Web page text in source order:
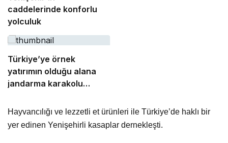
caddelerinde konforlu
yolculuk
Türkiye’ye örnek
yatırımın olduğu alana
jandarma karakolu
Hayvancılığı ve lezzetli et ürünleri ile Türkiye’de haklı bir
yer edinen Yenişehirli kasaplar dernekleşti.